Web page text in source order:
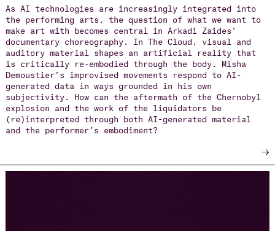
As AI technologies are increasingly integrated into
the performing arts, the question of what we want to
make art with becomes central in Arkadi Zaides’
documentary choreography. In The Cloud, visual and
auditory material shapes an artificial reality that
is critically re-embodied through the body. Misha
Demoustier’s improvised movements respond to AI-
generated data in ways grounded in his own
subjectivity. How can the aftermath of the Chernobyl
explosion and the work of the liquidators be
(re)interpreted through both AI-generated material
and the performer’s embodiment?
→